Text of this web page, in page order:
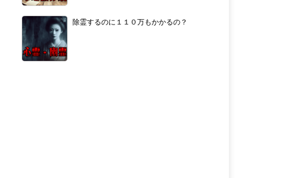
除霊するのに１１０万もかかるの？